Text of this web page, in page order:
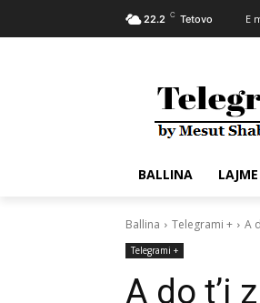
22.2 C Tetovo E
BALLINA LAJME
Ballina Telegrami + A
Telegrami +
A do t’i